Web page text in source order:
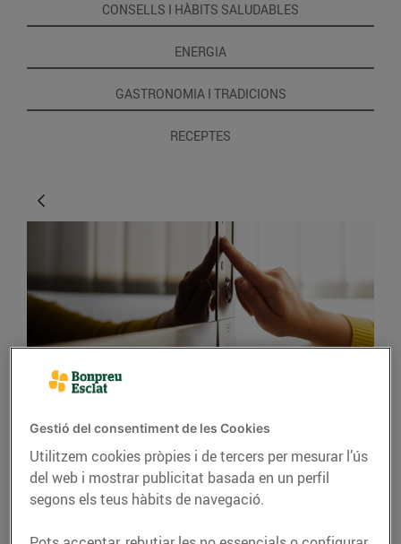
CONSELLS I HÀBITS SALUDABLES
ENERGIA
GASTRONOMIA I TRADICIONS
RECEPTES
ENERGIA
Manual per al bon ús
dels aparells
electrònics que tenim a
casa
Gestió del consentiment de les Cookies
Utilitzem cookies pròpies i de tercers per mesurar l’ús
del web i mostrar publicitat basada en un perfil
segons els teus hàbits de navegació.